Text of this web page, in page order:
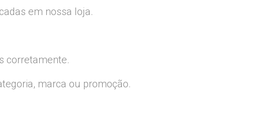
em nossa loja.
corretamente.
marca ou promoção.